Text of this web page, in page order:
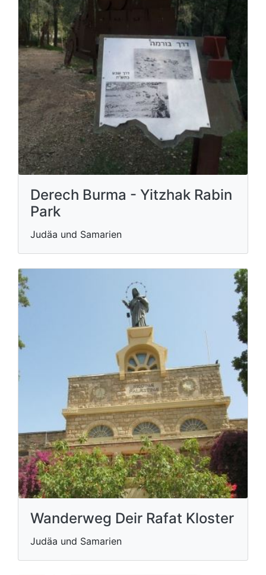
Derech Burma - Yitzhak Rabin
Park
Judäa und Samarien
Wanderweg Deir Rafat Kloster
Judäa und Samarien